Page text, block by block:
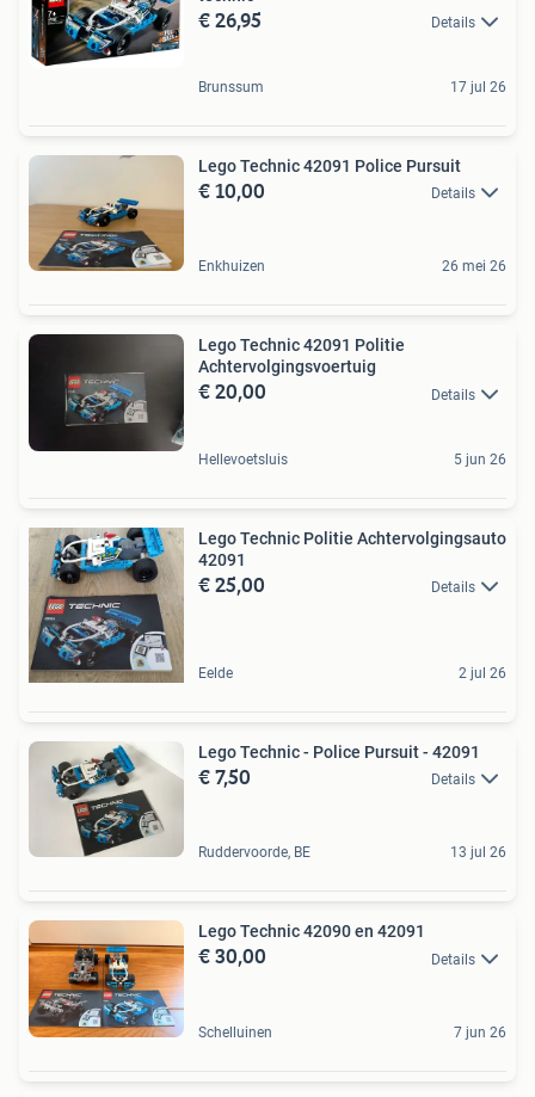
€ 26,95 Details
Brunssum 17 jul 26
Lego Technic 42091 Police Pursuit
€ 10,00 Details
Enkhuizen 26 mei 26
Lego Technic 42091 Politie
Achtervolgingsvoertuig
€ 20,00 Details
Hellevoetsluis 5 jun 26
Lego Technic Politie Achtervolgingsauto
42091
€ 25,00 Details
Eelde 2 jul 26
Lego Technic - Police Pursuit - 42091
€ 7,50 Details
Ruddervoorde, BE 13 jul 26
Lego Technic 42090 en 42091
€ 30,00 Details
Schelluinen 7 jun 26